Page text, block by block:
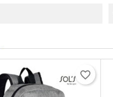
favorite_border